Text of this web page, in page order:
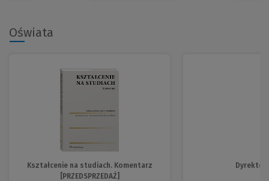
Oświata
Kształcenie na studiach. Komentarz
[PRZEDSPRZEDAŻ]
Dyrektor